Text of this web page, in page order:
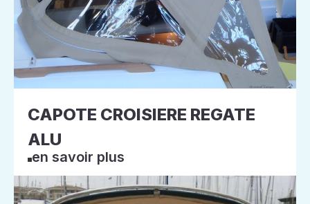
CAPOTE CROISIERE REGATE
ALU
en savoir plus